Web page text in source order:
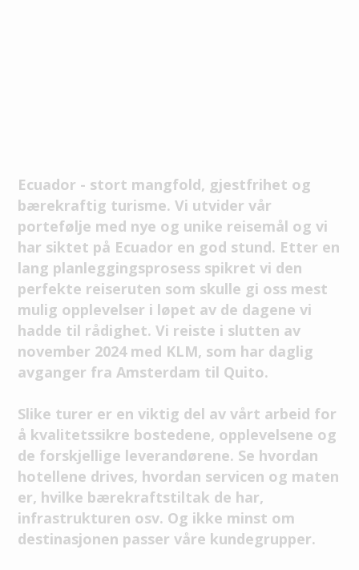
Ecuador - stort mangfold, gjestfrihet og
bærekraftig turisme. Vi utvider vår
portefølje med nye og unike reisemål og vi
har siktet på Ecuador en god stund. Etter en
lang planleggingsprosess spikret vi den
perfekte reiseruten som skulle gi oss mest
mulig opplevelser i løpet av de dagene vi
hadde til rådighet. Vi reiste i slutten av
november 2024 med KLM, som har daglig
avganger fra Amsterdam til Quito.
Slike turer er en viktig del av vårt arbeid for
å kvalitetssikre bostedene, opplevelsene og
de forskjellige leverandørene. Se hvordan
hotellene drives, hvordan servicen og maten
er, hvilke bærekraftstiltak de har,
infrastrukturen osv. Og ikke minst om
destinasjonen passer våre kundegrupper.